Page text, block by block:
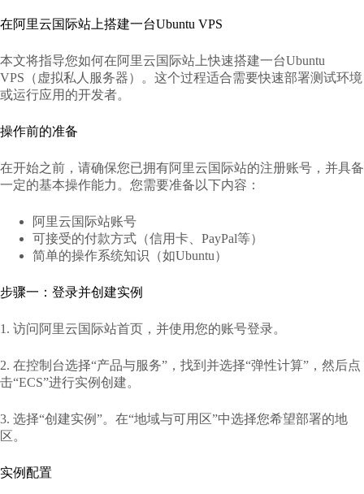
在阿里云国际站上搭建一台Ubuntu VPS
本文将指导您如何在阿里云国际站上快速搭建一台Ubuntu
VPS（虚拟私人服务器）。这个过程适合需要快速部署测试环境
或运行应用的开发者。
操作前的准备
在开始之前，请确保您已拥有阿里云国际站的注册账号，并具备
一定的基本操作能力。您需要准备以下内容：
阿里云国际站账号
可接受的付款方式（信用卡、PayPal等）
简单的操作系统知识（如Ubuntu）
步骤一：登录并创建实例
1. 访问阿里云国际站首页，并使用您的账号登录。
2. 在控制台选择“产品与服务”，找到并选择“弹性计算”，然后点
击“ECS”进行实例创建。
3. 选择“创建实例”。在“地域与可用区”中选择您希望部署的地
区。
实例配置